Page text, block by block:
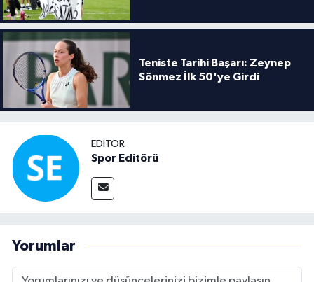
Teniste Tarihi Başarı: Zeynep
Sönmez İlk 50'ye Girdi
EDITÖR
Spor Editörü
Yorumlar